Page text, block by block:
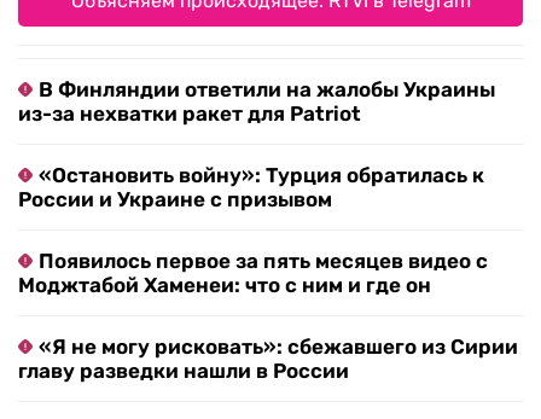
В Финляндии ответили на жалобы Украины
из-за нехватки ракет для Patriot
«Остановить войну»: Турция обратилась к
России и Украине с призывом
Появилось первое за пять месяцев видео с
Моджтабой Хаменеи: что с ним и где он
«Я не могу рисковать»: сбежавшего из Сирии
главу разведки нашли в России